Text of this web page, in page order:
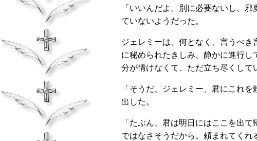
「いいんだよ。別に必要ないし、
ていないようだった。
ジェレミーは、何となく、言うべ
に秘められたきしみ、静かに進行
分が情けなくて、ただ立ち尽くして
「そうだ、ジェレミー、君にこれ
出した。
「たぶん、君は明日にはここを出
ではなさそうだから。頼まれてく